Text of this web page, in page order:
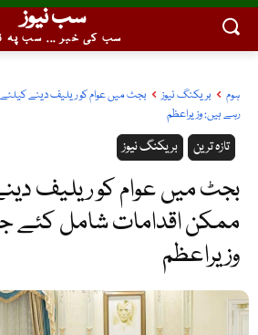
سب نیوز
سب کی خبر ... سب پہ
ہوم بریکنگ نیوز
بجٹ میں عوام کو ریلیف دینے
رہے ہیں: وزیراعظم
بریکنگ نیوز تازہ ترین
بجٹ میں عوام کو ریلیف
ممکن اقدامات شامل کئے
وزیراعظم